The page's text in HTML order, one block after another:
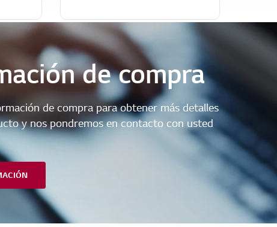
de compra
de compra para obtener más detalles
y nos pondremos en contacto con usted